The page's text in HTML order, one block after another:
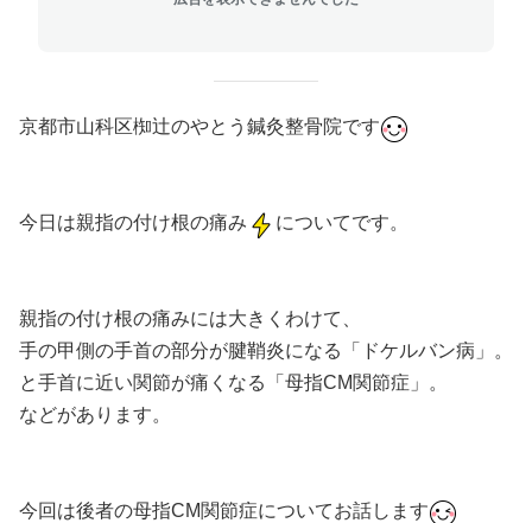
京都市山科区椥辻のやとう鍼灸整骨院です
今日は親指の付け根の痛み についてです。
親指の付け根の痛みには大きくわけて、
手の甲側の手首の部分が腱鞘炎になる「ドケルバン病」。
と手首に近い関節が痛くなる「母指CM関節症」。
などがあります。
今回は後者の母指CM関節症についてお話します